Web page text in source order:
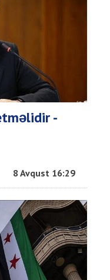
-
8 Avqust 16:29